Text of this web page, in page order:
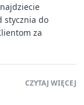
stycznia do
za
CZYTAJ WIĘCEJ